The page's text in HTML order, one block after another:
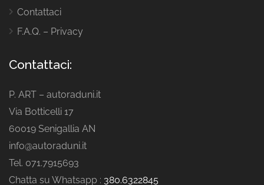
Contattaci
F.A.Q. – Privacy
Contattaci:
P. ART – autoraduni.it
Via Botticelli 17
60019 Senigallia AN
info@autoraduni.it
Tel. 071.7915693
Chatta su Whatsapp : 380.6322845